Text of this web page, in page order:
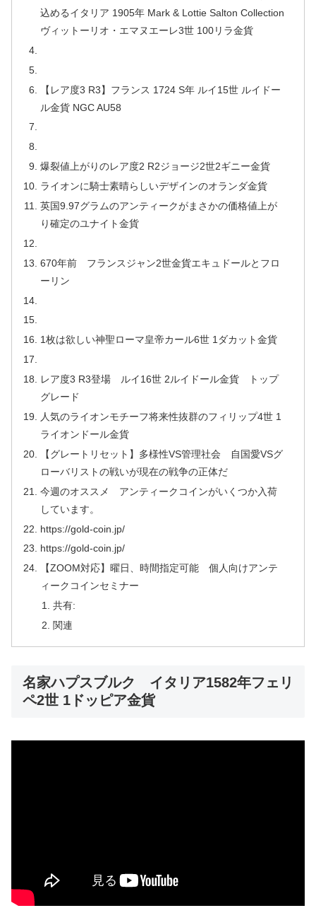
込めるイタリア 1905年 Mark & Lottie Salton Collection
ヴィットーリオ・エマヌエーレ3世 100リラ金貨
【レア度3 R3】フランス 1724 S年 ルイ15世 ルイドー
ル金貨 NGC AU58
爆裂値上がりのレア度2 R2ジョージ2世2ギニー金貨
ライオンに騎士素晴らしいデザインのオランダ金貨
英国9.97グラムのアンティークがまさかの価格値上が
り確定のユナイト金貨
670年前 フランスジャン2世金貨エキュドールとフロ
ーリン
1枚は欲しい神聖ローマ皇帝カール6世 1ダカット金貨
レア度3 R3登場 ルイ16世 2ルイドール金貨 トップ
グレード
人気のライオンモチーフ将来性抜群のフィリップ4世 1
ライオンドール金貨
【グレートリセット】多様性VS管理社会 自国愛VSグ
ローバリストの戦いが現在の戦争の正体だ
今週のオススメ アンティークコインがいくつか入荷
しています。
https://gold-coin.jp/
https://gold-coin.jp/
【ZOOM対応】曜日、時間指定可能 個人向けアンテ
ィークコインセミナー
共有:
関連
名家ハプスブルク イタリア1582年フェリ
ペ2世 1ドッピア金貨